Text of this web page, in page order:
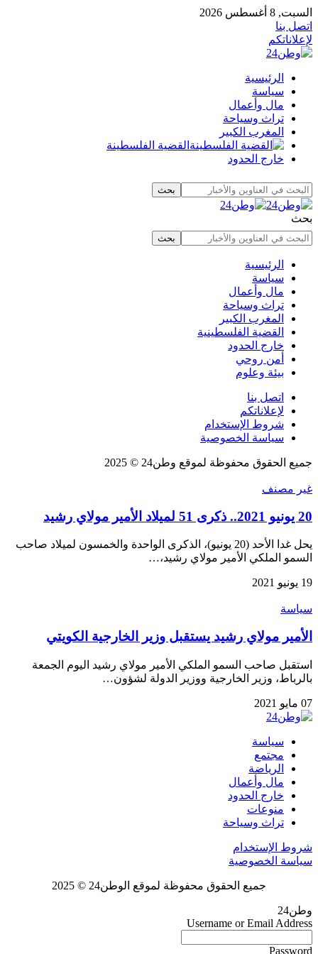
السبت, 8 أغسطس 2026
اتصل بنا
لإعلاناتكم
الرئيسية
سياسة
مال وأعمال
تراث وسياحة
المغرب الكبير
القضية الفلسطينة
خارج الحدود
بحث
الرئيسية
سياسة
مال وأعمال
تراث وسياحة
المغرب الكبير
القضية الفلسطينية
خارج الحدود
أمن روحي
بيئة وعلوم
اتصل بنا
لإعلاناتكم
شروط الإستخدام
سياسة الخصوصية
جميع الحقوق محفوظة لموقع وطن24 © 2025
غير مصنف
20 يونيو 2021.. ذكرى 51 لميلاد الأمير مولاي رشيد
يحل غدا الأحد (20 يونيو)، الذكرى الواحدة والخمسون لميلاد صاحب
السمو الملكي الأمير مولاي رشيد،…
19 يونيو 2021
سياسة
الأمير مولاي رشيد يستقبل وزير الخارجية الكويتي
استقبل صاحب السمو الملكي الأمير مولاي رشيد اليوم الجمعة
بالرباط، وزير الخارجية ووزير الدولة لشؤون…
07 مايو 2021
سياسة
مجتمع
الرياضة
مال وأعمال
خارج الحدود
منوعات
تراث وسياحة
شروط الإستخدام
سياسة الخصوصية
جميع الحقوق محفوظة لموقع الوطن24 © 2025
وطن24
Username or Email Address
Password